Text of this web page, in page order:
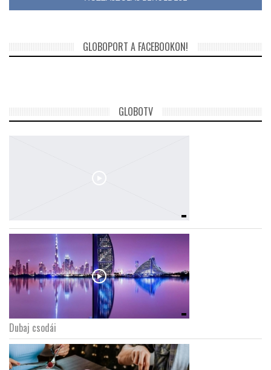
GLOBOPORT A FACEBOOKON!
GLOBOTV
Dubaj csodái